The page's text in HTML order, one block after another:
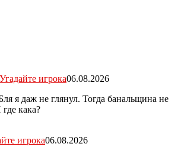
Угадайте игрока06.08.2026
я даж не глянул. Тогда банальщина не
кака?
игрока06.08.2026